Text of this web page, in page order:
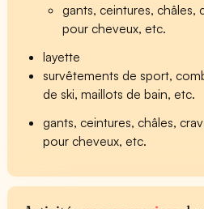
gants, ceintures, châles,
pour cheveux, etc.
layette
survêtements de sport,
de ski, maillots de bain, etc.
gants, ceintures, châles,
pour cheveux, etc.